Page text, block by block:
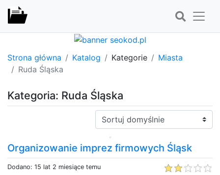
Strona główna Katalog Kategorie
Miasta
Ruda Śląska
Kategoria: Ruda Śląska
Sortuj:
Organizowanie imprez firmowych Śląsk
Dodano: 15 lat 2 miesiące temu